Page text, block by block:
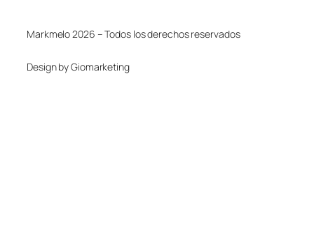
Markmelo 2026 – Todos los derechos reservados
Design by Giomarketing